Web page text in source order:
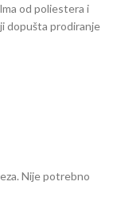
od poliestera i
dopušta prodiranje
Nije potrebno